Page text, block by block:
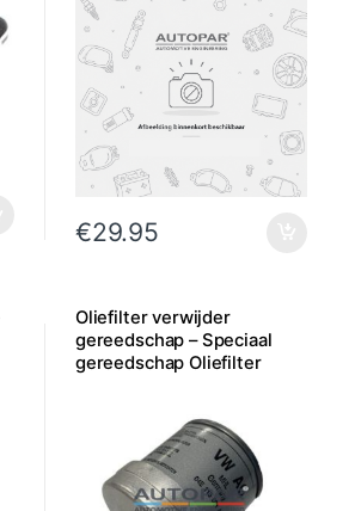
€29.95
Oliefilter verwijder
gereedschap – Speciaal
gereedschap Oliefilter